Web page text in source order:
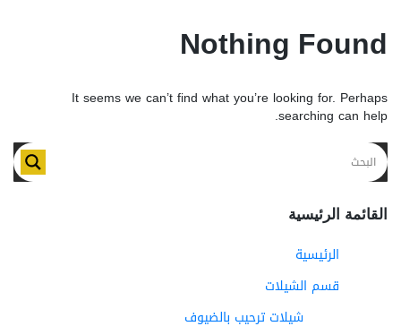
Nothing Found
It seems we can’t find what you’re looking for. Perhaps
searching can help.
القائمة الرئيسية
الرئيسية
قسم الشيلات
شيلات ترحيب بالضيوف